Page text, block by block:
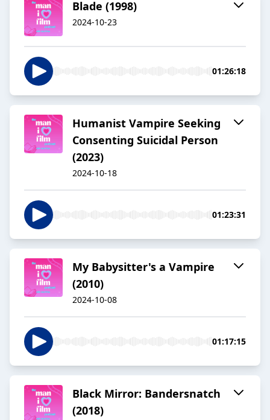
Blade (1998)
2024-10-23
01:26:18
Humanist Vampire Seeking
Consenting Suicidal Person
(2023)
2024-10-18
01:23:31
My Babysitter's a Vampire
(2010)
2024-10-08
01:17:15
Black Mirror: Bandersnatch
(2018)